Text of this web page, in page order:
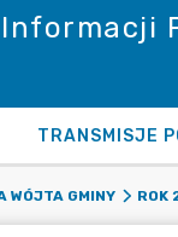
TRANSMISJE
WÓJTA GMINY ROK